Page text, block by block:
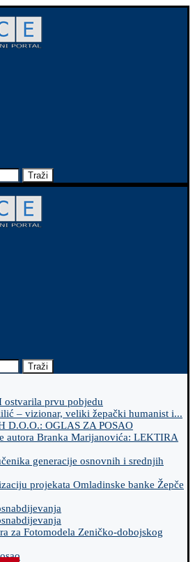
Traži
Traži
prvu pobjedu
– vizionar, veliki žepački humanist i...
D.O.O.: OGLAS ZA POSAO
autora Branka Marijanovića: LEKTIRA
generacije osnovnih i srednjih
projekata Omladinske banke Žepče
za Fotomodela Zeničko-dobojskog